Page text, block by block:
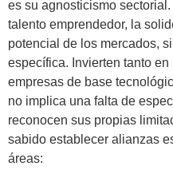
es su agnosticismo
talento emprendedor, la
potencial de los mercados,
específica. Invierten tanto
empresas de base
no implica una falta de
reconocen sus propias
sabido establecer alianzas
áreas: